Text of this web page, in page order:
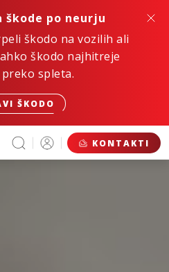
po neurju
škodo na vozilih ali
škodo najhitreje
spleta.
ŠKODO
KONTAKTI